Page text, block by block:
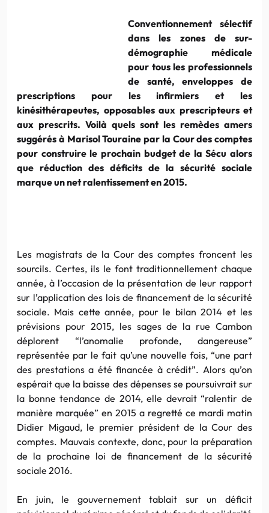
Conventionnement sélectif
dans les zones de sur-
démographie médicale
pour tous les professionnels
de santé, enveloppes de
prescriptions pour les infirmiers et les
kinésithérapeutes, opposables aux prescripteurs et
aux prescrits. Voilà quels sont les remèdes amers
suggérés à Marisol Touraine par la Cour des comptes
pour construire le prochain budget de la Sécu alors
que réduction des déficits de la sécurité sociale
marque un net ralentissement en 2015.
Les magistrats de la Cour des comptes froncent les
sourcils. Certes, ils le font traditionnellement chaque
année, à l’occasion de la présentation de leur rapport
sur l’application des lois de financement de la sécurité
sociale. Mais cette année, pour le bilan 2014 et les
prévisions pour 2015, les sages de la rue Cambon
déplorent “l’anomalie profonde, dangereuse”
représentée par le fait qu’une nouvelle fois, “une part
des prestations a été financée à crédit”. Alors qu’on
espérait que la baisse des dépenses se poursuivrait sur
la bonne tendance de 2014, elle devrait “ralentir de
manière marquée” en 2015 a regretté ce mardi matin
Didier Migaud, le premier président de la Cour des
comptes. Mauvais contexte, donc, pour la préparation
de la prochaine loi de financement de la sécurité
sociale 2016.
En juin, le gouvernement tablait sur un déficit